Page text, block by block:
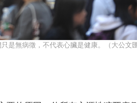
是無病徵，不代表心臟是健康。（大公文